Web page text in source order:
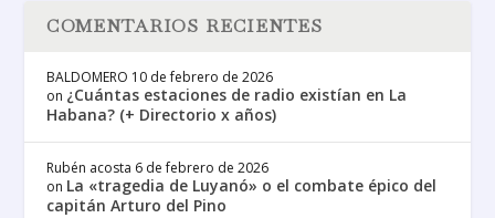
COMENTARIOS RECIENTES
BALDOMERO 10 de febrero de 2026
on ¿Cuántas estaciones de radio existían en La
Habana? (+ Directorio x años)
Rubén acosta 6 de febrero de 2026
on La «tragedia de Luyanó» o el combate épico del
capitán Arturo del Pino